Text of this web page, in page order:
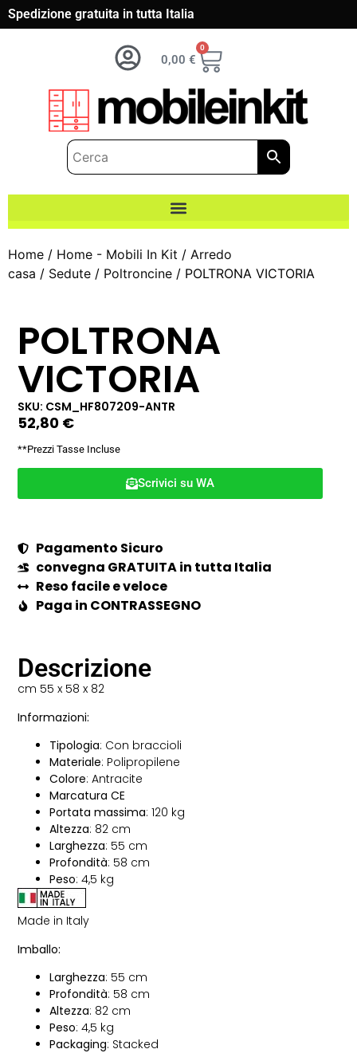
Spedizione gratuita in tutta Italia
0,00 €
0
Home / Home - Mobili In Kit / Arredo
casa / Sedute / Poltroncine / POLTRONA VICTORIA
POLTRONA
VICTORIA
SKU: CSM_HF807209-ANTR
52,80 €
**Prezzi Tasse Incluse
Scrivici su WA
Pagamento Sicuro
convegna GRATUITA in tutta Italia
Reso facile e veloce
Paga in CONTRASSEGNO
Descrizione
cm 55 x 58 x 82
Informazioni:
Tipologia: Con braccioli
Materiale: Polipropilene
Colore: Antracite
Marcatura CE
Portata massima: 120 kg
Altezza: 82 cm
Larghezza: 55 cm
Profondità: 58 cm
Peso: 4,5 kg
Made in Italy
Imballo:
Larghezza: 55 cm
Profondità: 58 cm
Altezza: 82 cm
Peso: 4,5 kg
Packaging: Stacked